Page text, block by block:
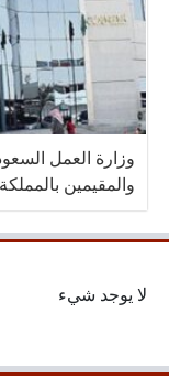
وزارة العمل
والمقيمين بالمملكة
لا يوجد شيء